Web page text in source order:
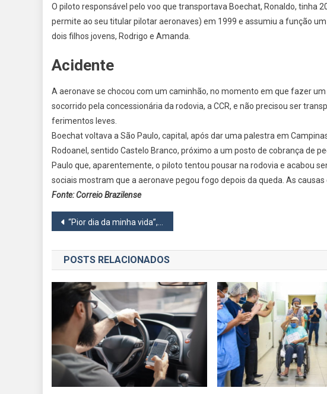
O piloto responsável pelo voo que transportava Boechat, Ronaldo, tinha
permite ao seu titular pilotar aeronaves) em 1999 e assumiu a função
dois filhos jovens, Rodrigo e Amanda.
Acidente
A aeronave se chocou com um caminhão, no momento em que fazer
socorrido pela concessionária da rodovia, a CCR, e não precisou ser
ferimentos leves.
Boechat voltava a São Paulo, capital, após dar uma palestra em
Rodoanel, sentido Castelo Branco, próximo a um posto de cobrança de
Paulo que, aparentemente, o piloto tentou pousar na rodovia e acabou
sociais mostram que a aeronave pegou fogo depois da queda. As
Fonte: Correio Brazilense
Navegação
de
Post
“Pior dia da minha vida”, diz Veruska, mulher de Boechat
POSTS RELACIONADOS